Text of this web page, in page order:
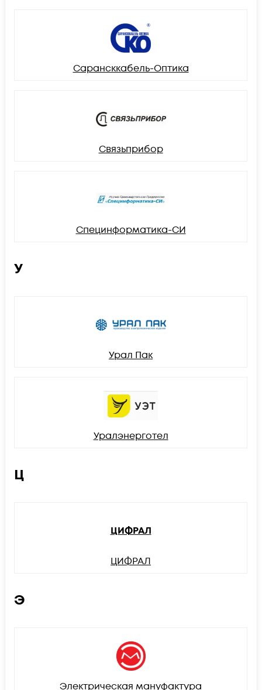
Сарансккабель-Оптика
Связьприбор
Специнформатика-СИ
У
Урал Пак
Уралэнерготел
Ц
ЦИФРАЛ
ЦИФРАЛ
Э
Электрическая мануфактура